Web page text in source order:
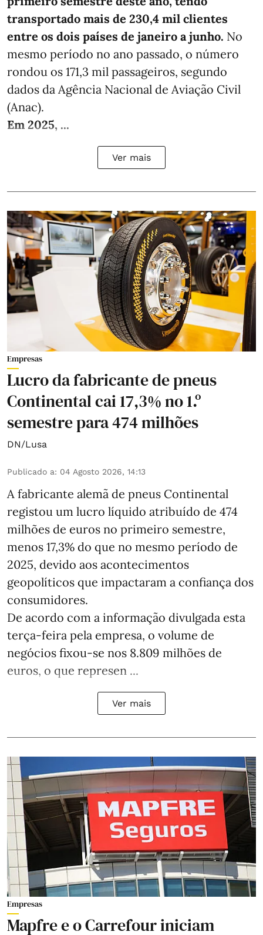
transportado mais de 230,4 mil clientes
entre os dois países de janeiro a junho. No
mesmo período no ano passado, o número
rondou os 171,3 mil passageiros, segundo
dados da Agência Nacional de Aviação Civil
(Anac).
Em 2025, ...
Ver mais
Empresas
Lucro da fabricante de pneus
Continental cai 17,3% no 1.º
semestre para 474 milhões
DN/Lusa
Publicado a: 04 Agosto 2026, 14:13
A fabricante alemã de pneus Continental
registou um lucro líquido atribuído de 474
milhões de euros no primeiro semestre,
menos 17,3% do que no mesmo período de
2025, devido aos acontecimentos
geopolíticos que impactaram a confiança dos
consumidores.
De acordo com a informação divulgada esta
terça-feira pela empresa, o volume de
negócios fixou-se nos 8.809 milhões de
euros, o que represen ...
Ver mais
Empresas
Mapfre e o Carrefour iniciam